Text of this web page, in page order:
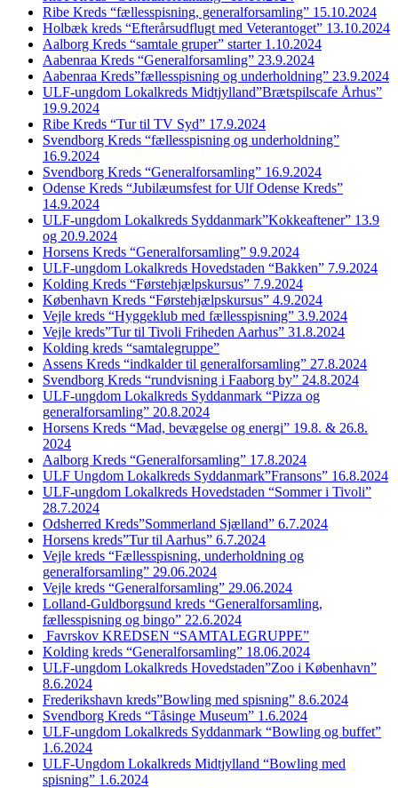
Ribe Kreds “fællesspisning, generalforsamling” 15.10.2024
Holbæk kreds “Efterårsudflugt med Veterantoget” 13.10.2024
Aalborg Kreds “samtale gruper” starter 1.10.2024
Aabenraa Kreds “Generalforsamling” 23.9.2024
Aabenraa Kreds”fællesspisning og underholdning” 23.9.2024
ULF-ungdom Lokalkreds Midtjylland”Brætspilscafe Århus”
19.9.2024
Ribe Kreds “Tur til TV Syd” 17.9.2024
Svendborg Kreds “fællesspisning og underholdning”
16.9.2024
Svendborg Kreds “Generalforsamling” 16.9.2024
Odense Kreds “Jubilæumsfest for Ulf Odense Kreds”
14.9.2024
ULF-ungdom Lokalkreds Syddanmark”Kokkeaftener” 13.9
og 20.9.2024
Horsens Kreds “Generalforsamling” 9.9.2024
ULF-ungdom Lokalkreds Hovedstaden “Bakken” 7.9.2024
Kolding Kreds “Førstehjælpskursus” 7.9.2024
København Kreds “Førstehjælpskursus” 4.9.2024
Vejle kreds “Hyggeklub med fællesspisning” 3.9.2024
Vejle kreds”Tur til Tivoli Friheden Aarhus” 31.8.2024
Kolding kreds “samtalegruppe”
Assens Kreds “indkalder til generalforsamling” 27.8.2024
Svendborg Kreds “rundvisning i Faaborg by” 24.8.2024
ULF-ungdom Lokalkreds Syddanmark “Pizza og
generalforsamling” 20.8.2024
Horsens Kreds “Mad, bevægelse og energi” 19.8. & 26.8.
2024
Aalborg Kreds “Generalforsamling” 17.8.2024
ULF Ungdom Lokalkreds Syddanmark”Fransons” 16.8.2024
ULF-ungdom Lokalkreds Hovedstaden “Sommer i Tivoli”
28.7.2024
Odsherred Kreds”Sommerland Sjælland” 6.7.2024
Horsens kreds”Tur til Aarhus” 6.7.2024
Vejle kreds “Fællesspisning, underholdning og
generalforsamling” 29.06.2024
Vejle kreds “Generalforsamling” 29.06.2024
Lolland-Guldborgsund kreds “Generalforsamling,
fællesspisning og bingo” 22.6.2024
Favrskov KREDSEN “SAMTALEGRUPPE”
Kolding kreds “Generalforsamling” 18.06.2024
ULF-ungdom Lokalkreds Hovedstaden”Zoo i København”
8.6.2024
Frederikshavn kreds”Bowling med spisning” 8.6.2024
Svendborg Kreds “Tåsinge Museum” 1.6.2024
ULF-ungdom Lokalkreds Syddanmark “Bowling og buffet”
1.6.2024
ULF-Ungdom Lokalkreds Midtjylland “Bowling med
spisning” 1.6.2024